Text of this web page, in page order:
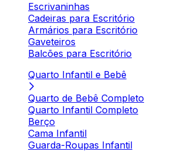
Escrivaninhas
Cadeiras para Escritório
Armários para Escritório
Gaveteiros
Balcões para Escritório
Quarto Infantil e Bebê
Quarto de Bebê Completo
Quarto Infantil Completo
Berço
Cama Infantil
Guarda-Roupas Infantil